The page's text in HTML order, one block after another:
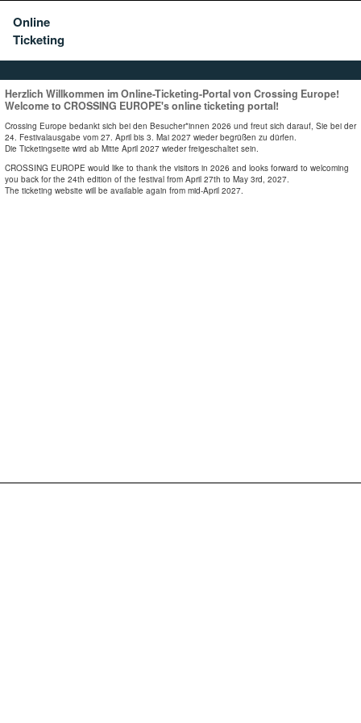
Online
Ticketing
Herzlich Willkommen im Online-Ticketing-Portal von Crossing Europe!
Welcome to CROSSING EUROPE's online ticketing portal!
Crossing Europe bedankt sich bei den Besucher*innen 2026 und freut sich darauf, Sie bei der
24. Festivalausgabe vom 27. April bis 3. Mai 2027 wieder begrüßen zu dürfen.
Die Ticketingseite wird ab Mitte April 2027 wieder freigeschaltet sein.
CROSSING EUROPE would like to thank the visitors in 2026 and looks forward to welcoming
you back for the 24th edition of the festival from April 27th to May 3rd, 2027.
The ticketing website will be available again from mid-April 2027.